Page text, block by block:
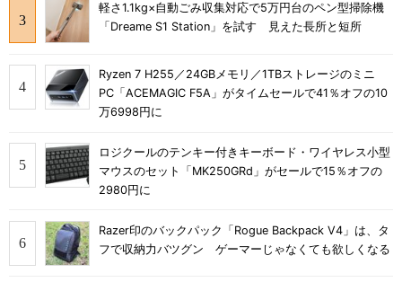
軽さ1.1kg×自動ごみ収集対応で5万円台のペン型掃除機
「Dreame S1 Station」を試す 見えた長所と短所
Ryzen 7 H255／24GBメモリ／1TBストレージのミニ
PC「ACEMAGIC F5A」がタイムセールで41％オフの10
万6998円に
ロジクールのテンキー付きキーボード・ワイヤレス小型
マウスのセット「MK250GRd」がセールで15％オフの
2980円に
Razer印のバックパック「Rogue Backpack V4」は、タ
フで収納力バツグン ゲーマーじゃなくても欲しくなる